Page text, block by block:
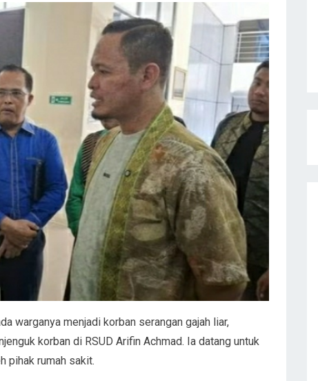
warganya menjadi korban serangan gajah liar,
korban di RSUD Arifin Achmad. Ia datang untuk
pihak rumah sakit.